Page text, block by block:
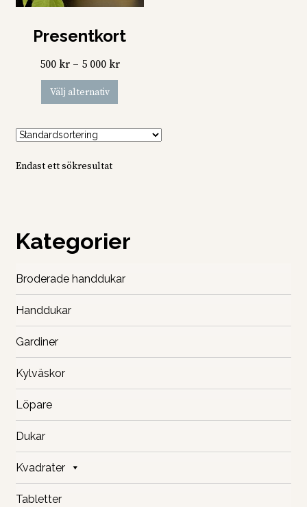
Presentkort
500 kr – 5 000 krPrisintervall:
000 kr
Välj alternativ
här
har
kan
på
produktsidan
Endast ett sökresultat
Kategorier
Broderade handdukar
Handdukar
Gardiner
Kylväskor
Löpare
Dukar
Kvadrater
Tabletter